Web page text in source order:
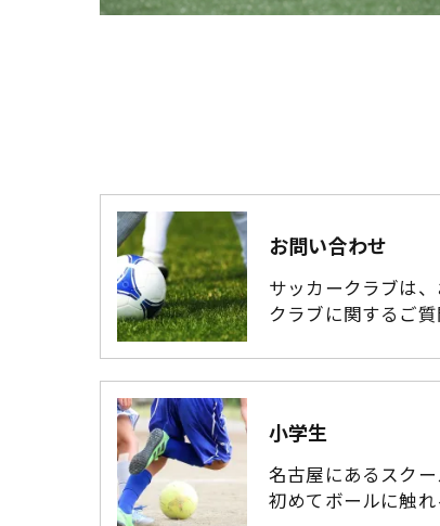
お問い合わせ
サッカークラブは
クラブに関するご
小学生
名古屋にあるスク
初めてボールに触